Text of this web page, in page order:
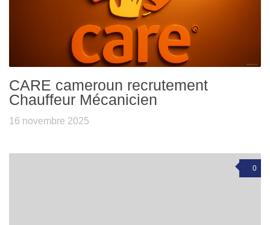
CARE cameroun recrutement
Chauffeur Mécanicien
16 novembre 2025
0